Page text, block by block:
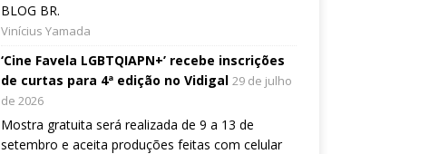
BLOG BR.
Vinícius Yamada
‘Cine Favela LGBTQIAPN+’ recebe inscrições
de curtas para 4ª edição no Vidigal 29 de julho
de 2026
Mostra gratuita será realizada de 9 a 13 de
setembro e aceita produções feitas com celular